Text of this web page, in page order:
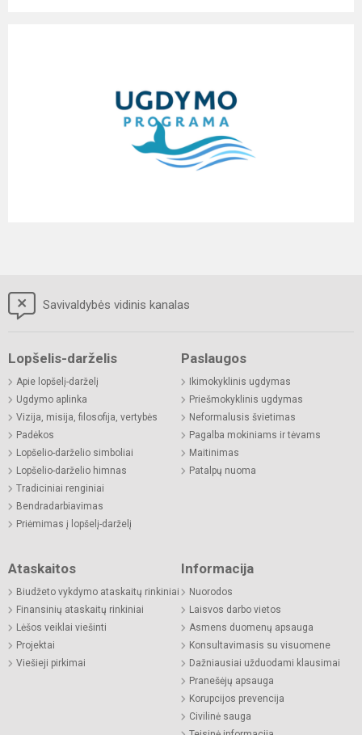
Savivaldybės vidinis kanalas
Lopšelis-darželis
Apie lopšelį-darželį
Ugdymo aplinka
Vizija, misija, filosofija, vertybės
Padėkos
Lopšelio-darželio simboliai
Lopšelio-darželio himnas
Tradiciniai renginiai
Bendradarbiavimas
Priėmimas į lopšelį-darželį
Paslaugos
Ikimokyklinis ugdymas
Priešmokyklinis ugdymas
Neformalusis švietimas
Pagalba mokiniams ir tėvams
Maitinimas
Patalpų nuoma
Ataskaitos
Biudžeto vykdymo ataskaitų rinkiniai
Finansinių ataskaitų rinkiniai
Lėšos veiklai viešinti
Projektai
Viešieji pirkimai
Informacija
Nuorodos
Laisvos darbo vietos
Asmens duomenų apsauga
Konsultavimasis su visuomene
Dažniausiai užduodami klausimai
Pranešėjų apsauga
Korupcijos prevencija
Civilinė sauga